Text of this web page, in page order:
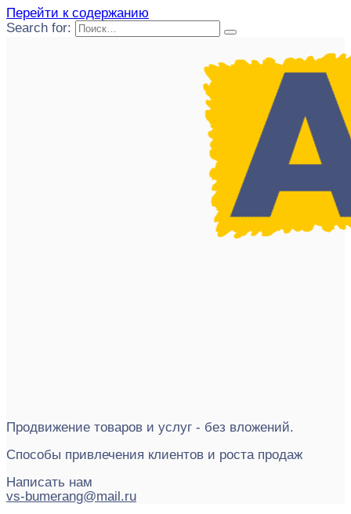
Перейти к содержанию
Search for:
Продвижение товаров и услуг - без вложений.
Способы привлечения клиентов и роста продаж
Написать нам
vs-bumerang@mail.ru